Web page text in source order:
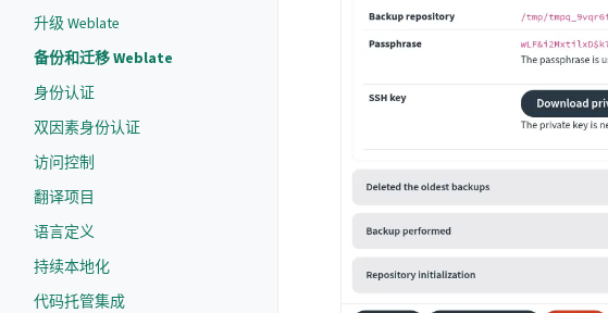
升级 Weblate
备份和迁移 Weblate
身份认证
双因素身份认证
访问控制
翻译项目
语言定义
持续本地化
代码托管集成